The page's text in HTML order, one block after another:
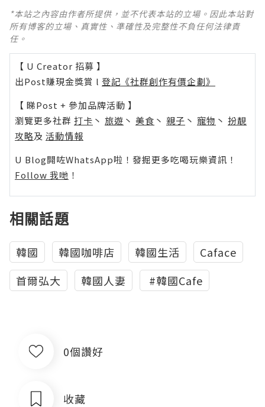
*本站之內容由作者所提供，並不代表本站的立場。因此本站對
所有博客的立場、真實性、準確性及完整性不負任何法律責
任。
【 U Creator 招募 】
出Post賺現金獎賞 l 登記《社群創作有價企劃》
【 睇Post + 參加品牌活動 】
瀏覽更多社群 打卡 丶 旅遊 丶 美食 丶 親子 丶 寵物 丶 扮靚
攻略及 活動情報
U Blog開咗WhatsApp啦！發掘更多吃喝玩樂資訊！
Follow 我哋 ！
相關話題
韓國 韓國咖啡店 韓國生活
Caface
首爾弘大
韓國人妻 ‬ ‪#‎韓國Cafe
0個讚好
收藏